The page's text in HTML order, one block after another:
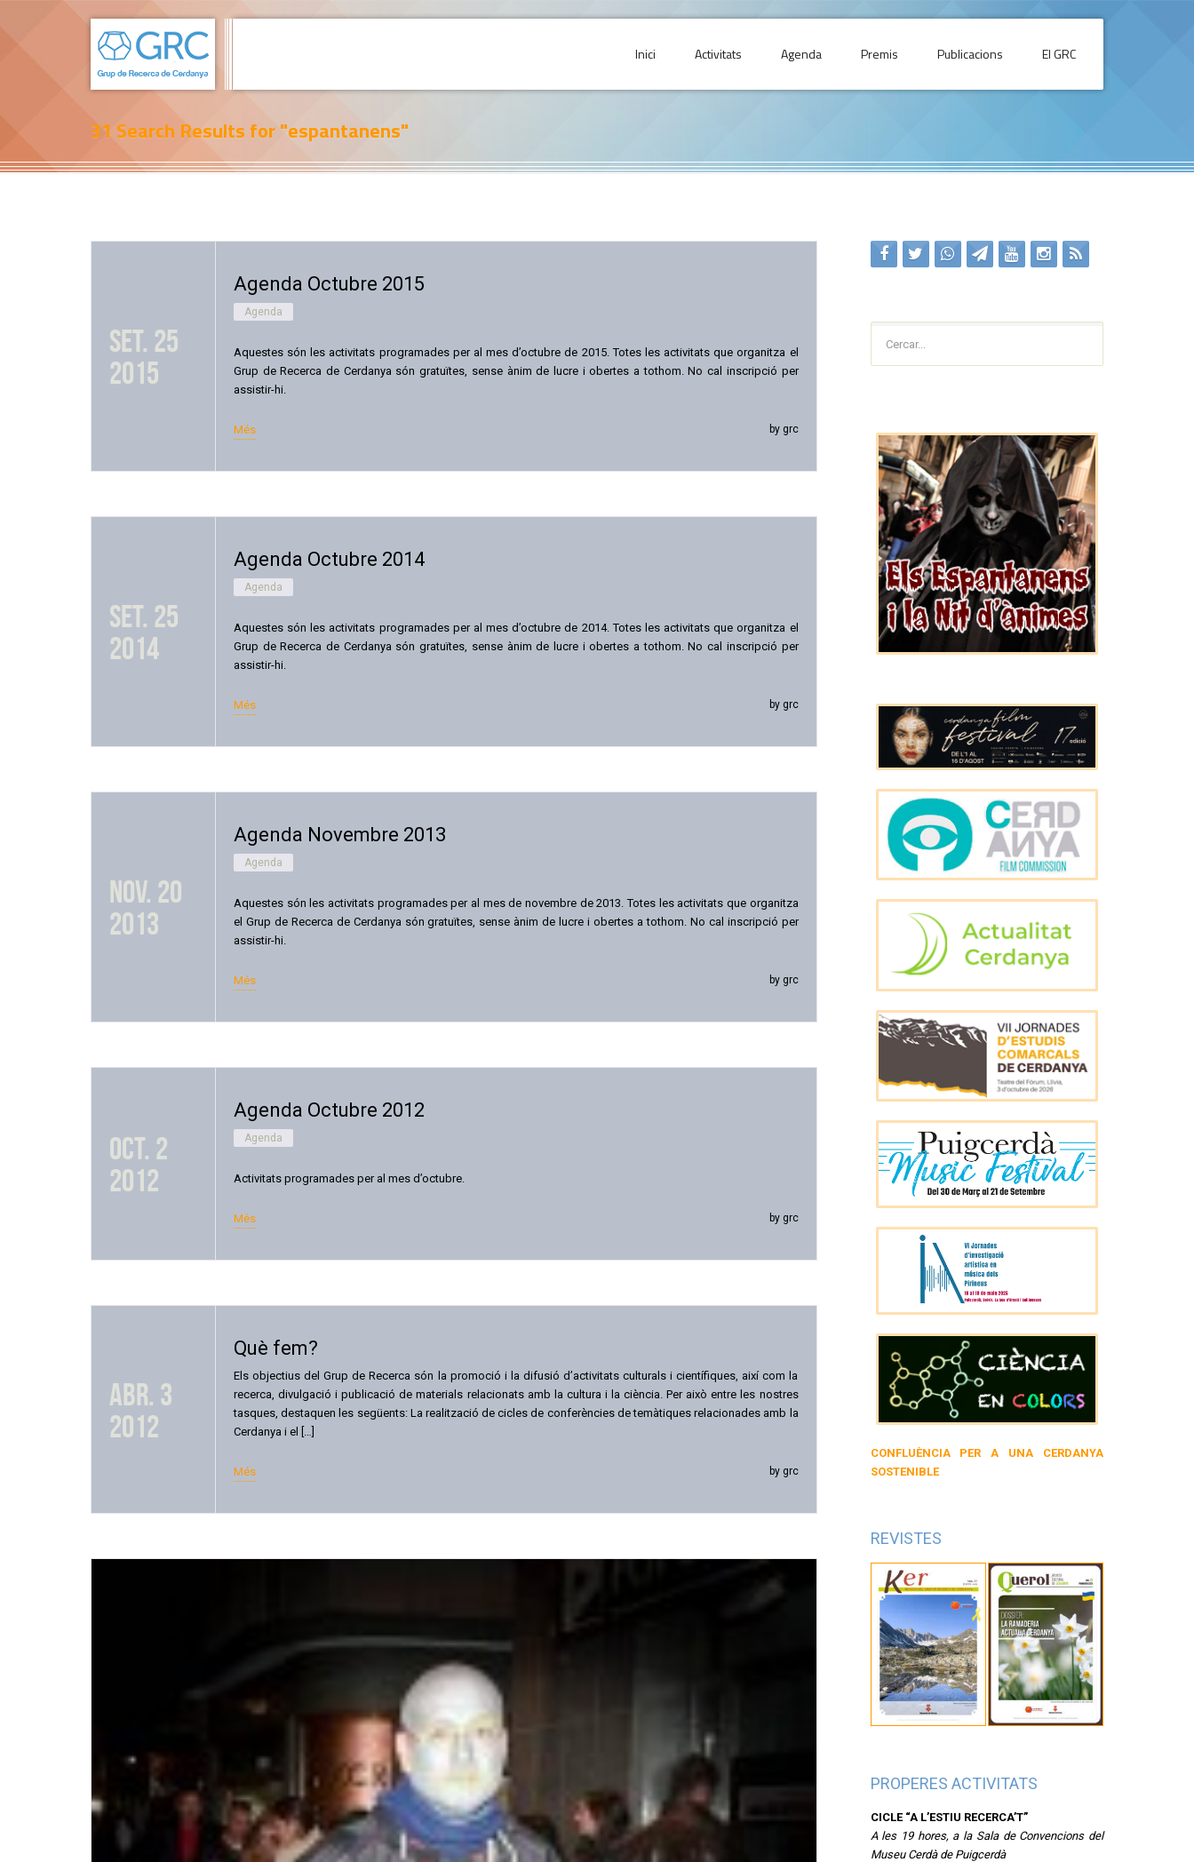
Inici Activitats Agenda Premis Publicacions El GRC
31 Search Results for"espantanens"
set. 25
2015
Agenda Octubre 2015
Agenda
Aquestes són les activitats programades per al mes d’octubre de 2015. Totes les activitats que organitza el
Grup de Recerca de Cerdanya són gratuïtes, sense ànim de lucre i obertes a tothom. No cal inscripció per
assistir-hi.
Més by grc
set. 25
2014
Agenda Octubre 2014
Agenda
Aquestes són les activitats programades per al mes d’octubre de 2014. Totes les activitats que organitza el
Grup de Recerca de Cerdanya són gratuïtes, sense ànim de lucre i obertes a tothom. No cal inscripció per
assistir-hi.
Més by grc
nov. 20
2013
Agenda Novembre 2013
Agenda
Aquestes són les activitats programades per al mes de novembre de 2013. Totes les activitats que organitza
el Grup de Recerca de Cerdanya són gratuïtes, sense ànim de lucre i obertes a tothom. No cal inscripció per
assistir-hi.
Més by grc
oct. 2
2012
Agenda Octubre 2012
Agenda
Activitats programades per al mes d’octubre.
Més by grc
abr. 3
2012
Què fem?
Els objectius del Grup de Recerca són la promoció i la difusió d’activitats culturals i científiques, així com la
recerca, divulgació i publicació de materials relacionats amb la cultura i la ciència. Per això entre les nostres
tasques, destaquen les següents: La realització de cicles de conferències de temàtiques relacionades amb la
Cerdanya i el […]
Més by grc
CONFLUÈNCIA PER A UNA CERDANYA
SOSTENIBLE
REVISTES
PROPERES ACTIVITATS
CICLE “A L’ESTIU RECERCA’T”
A les 19 hores, a la Sala de Convencions del
Museu Cerdà de Puigcerdà